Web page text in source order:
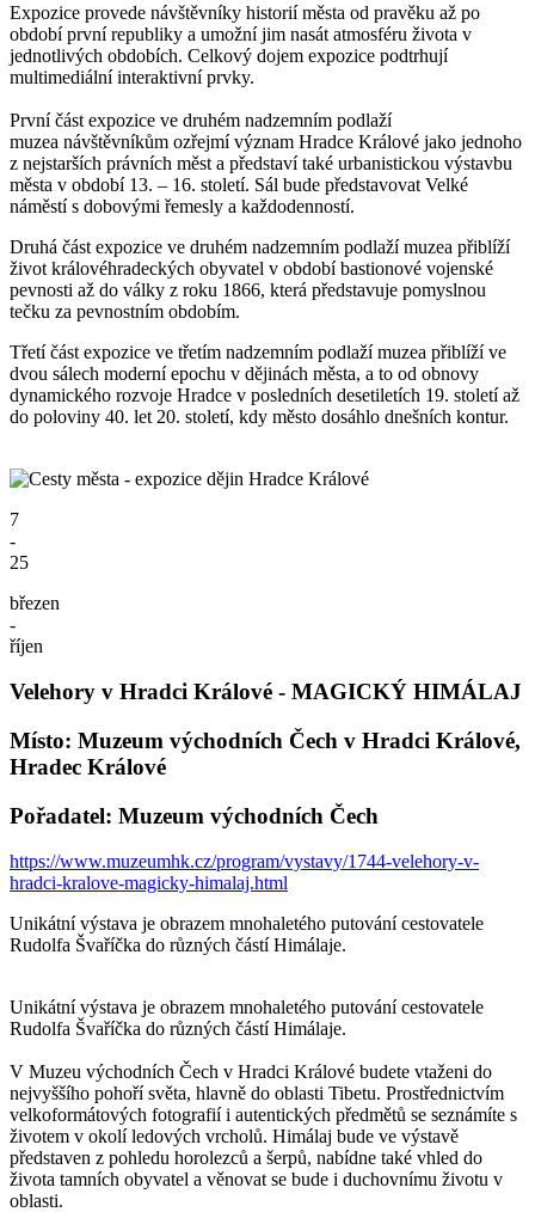
Expozice provede návštěvníky historií města od pravěku až po
období první republiky a umožní jim nasát atmosféru života v
jednotlivých obdobích. Celkový dojem expozice podtrhují
multimediální interaktivní prvky.
První část expozice ve druhém nadzemním podlaží
muzea návštěvníkům ozřejmí význam Hradce Králové jako jednoho
z nejstarších právních měst a představí také urbanistickou výstavbu
města v období 13. – 16. století. Sál bude představovat Velké
náměstí s dobovými řemesly a každodenností.
Druhá část expozice ve druhém nadzemním podlaží muzea přiblíží
život královéhradeckých obyvatel v období bastionové vojenské
pevnosti až do války z roku 1866, která představuje pomyslnou
tečku za pevnostním obdobím.
Třetí část expozice ve třetím nadzemním podlaží muzea přiblíží ve
dvou sálech moderní epochu v dějinách města, a to od obnovy
dynamického rozvoje Hradce v posledních desetiletích 19. století až
do poloviny 40. let 20. století, kdy město dosáhlo dnešních kontur.
7
-
25
březen
-
říjen
Velehory v Hradci Králové - MAGICKÝ HIMÁLAJ
Místo: Muzeum východních Čech v Hradci Králové,
Hradec Králové
Pořadatel: Muzeum východních Čech
https://www.muzeumhk.cz/program/vystavy/1744-velehory-v-
hradci-kralove-magicky-himalaj.html
Unikátní výstava je obrazem mnohaletého putování cestovatele
Rudolfa Švaříčka do různých částí Himálaje.
Unikátní výstava je obrazem mnohaletého putování cestovatele
Rudolfa Švaříčka do různých částí Himálaje.
V Muzeu východních Čech v Hradci Králové budete vtaženi do
nejvyššího pohoří světa, hlavně do oblasti Tibetu. Prostřednictvím
velkoformátových fotografií i autentických předmětů se seznámíte s
životem v okolí ledových vrcholů. Himálaj bude ve výstavě
představen z pohledu horolezců a šerpů, nabídne také vhled do
života tamních obyvatel a věnovat se bude i duchovnímu životu v
oblasti.